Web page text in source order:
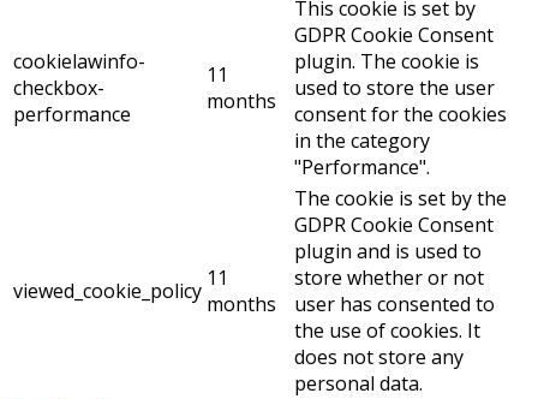
cookielawinfo-
checkbox-
performance
11
months
This cookie is set by
GDPR Cookie Consent
plugin. The cookie is
used to store the user
consent for the cookies
in the category
"Performance".
viewed_cookie_policy 11
months
The cookie is set by the
GDPR Cookie Consent
plugin and is used to
store whether or not
user has consented to
the use of cookies. It
does not store any
personal data.